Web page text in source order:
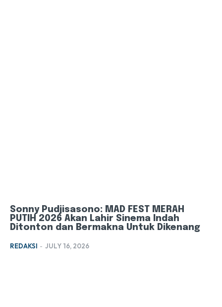
Sonny Pudjisasono: MAD FEST MERAH
PUTIH 2026 Akan Lahir Sinema Indah
Ditonton dan Bermakna Untuk Dikenang
REDAKSI - JULY 16, 2026